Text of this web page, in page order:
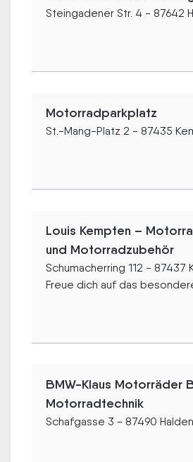
Steingadener Str. 4 - 87642
Motorradparkplatz
St.-Mang-Platz 2 - 87435
Louis Kempten –
und Motorradzubehör
Schumacherring 112 - 87437
Freue dich auf das
BMW-Klaus Motorräder
Motorradtechnik
Schafgasse 3 - 87490